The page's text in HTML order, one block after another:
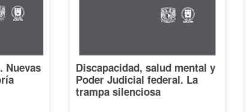
Nuevas
Discapacidad, salud mental y
Poder Judicial federal. La
trampa silenciosa